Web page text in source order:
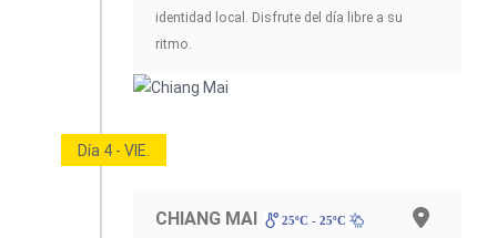
identidad local. Disfrute del día libre a su
ritmo.
Día 4 - VIE.
CHIANG MAI 25ºC - 25ºC